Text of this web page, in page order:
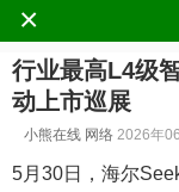
×
行业最高L4级
动上市巡展
小熊在线 网络 2026年
5月30日，海尔